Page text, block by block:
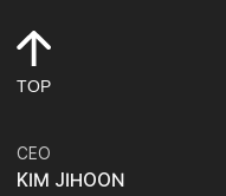
TOP
CEO
KIM JIHOON